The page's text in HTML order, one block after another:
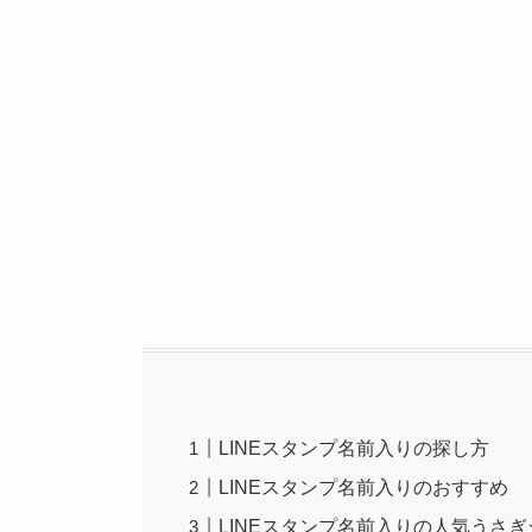
LINEスタンプ名前入りの探し方
LINEスタンプ名前入りのおすすめ
LINEスタンプ名前入りの人気うさ